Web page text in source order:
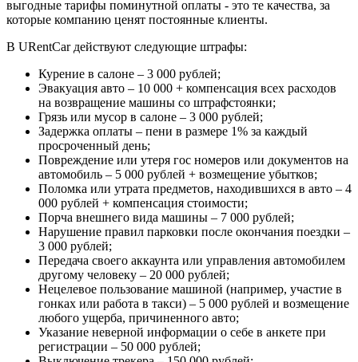
выгодные тарифы поминутной оплаты - это те качества, за
которые компанию ценят постоянные клиенты.
В URentCar действуют следующие штрафы:
Курение в салоне – 3 000 рублей;
Эвакуация авто – 10 000 + компенсация всех расходов
на возвращение машины со штрафстоянки;
Грязь или мусор в салоне – 3 000 рублей;
Задержка оплаты – пени в размере 1% за каждый
просроченный день;
Повреждение или утеря гос номеров или документов на
автомобиль – 5 000 рублей + возмещение убытков;
Поломка или утрата предметов, находившихся в авто – 4
000 рублей + компенсация стоимости;
Порча внешнего вида машины – 7 000 рублей;
Нарушение правил парковки после окончания поездки –
3 000 рублей;
Передача своего аккаунта или управления автомобилем
другому человеку – 20 000 рублей;
Нецелевое пользование машиной (например, участие в
гонках или работа в такси) – 5 000 рублей и возмещение
любого ущерба, причиненного авто;
Указание неверной информации о себе в анкете при
регистрации – 50 000 рублей;